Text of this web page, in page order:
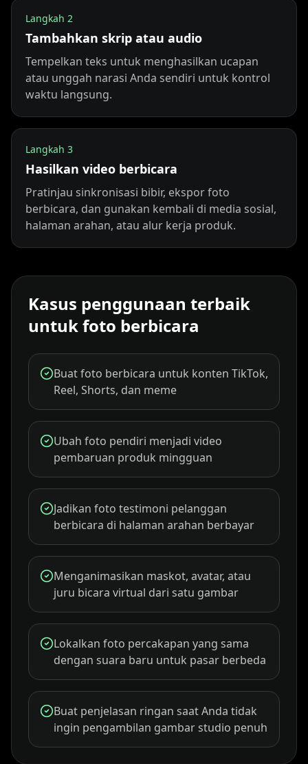
Langkah 2
Tambahkan skrip atau audio
Tempelkan teks untuk menghasilkan ucapan
atau unggah narasi Anda sendiri untuk kontrol
waktu langsung.
Langkah 3
Hasilkan video berbicara
Pratinjau sinkronisasi bibir, ekspor foto
berbicara, dan gunakan kembali di media sosial,
halaman arahan, atau alur kerja produk.
Kasus penggunaan terbaik
untuk foto berbicara
Buat foto berbicara untuk konten TikTok,
Reel, Shorts, dan meme
Ubah foto pendiri menjadi video
pembaruan produk mingguan
Jadikan foto testimoni pelanggan
berbicara di halaman arahan berbayar
Menganimasikan maskot, avatar, atau
juru bicara virtual dari satu gambar
Lokalkan foto percakapan yang sama
dengan suara baru untuk pasar berbeda
Buat penjelasan ringan saat Anda tidak
ingin pengambilan gambar studio penuh